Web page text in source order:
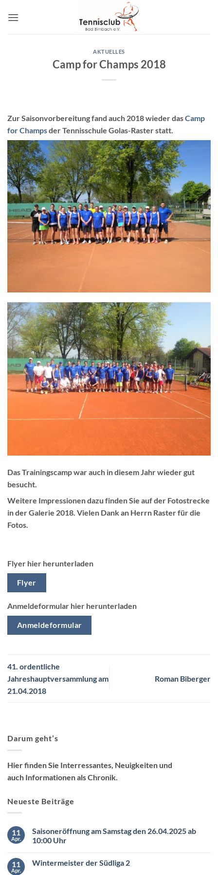
Inhalt
AKTUELLES
Camp for Champs 2018
Zur Saisonvorbereitung fand auch 2018 wieder dasCamp
for Champsder Tennisschule Golas-Raster statt.
Das Trainingscamp war auch in diesem Jahr wieder gut
besucht.
Weitere Impressionen dazu finden Sie auf der Fotostrecke
in der Galerie 2018. Vielen Dank an Herrn Raster für die
Fotos.
Flyer hier herunterladen
Flyer
Anmeldeformular hier herunterladen
Anmeldeformular
41. ordentliche
Jahreshauptversammlung am
21.04.2018
Roman Biberger
Darum geht’s
Hier finden Sie Interressantes, Neuigkeiten und
auch Informationen als Chronik.
Neueste Beiträge
11
Apr.
Saisoneröffnung am Samstag den 26.04.2025 ab
10:00 Uhr
zu
11
Apr.
Wintermeister der Südliga 2